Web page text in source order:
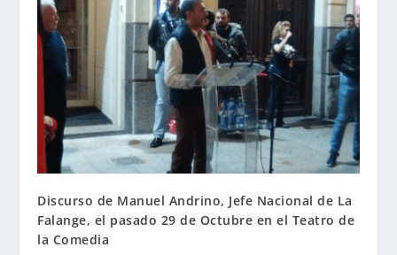
Discurso de Manuel Andrino, Jefe Nacional de La
Falange, el pasado 29 de Octubre en el Teatro de
la Comedia